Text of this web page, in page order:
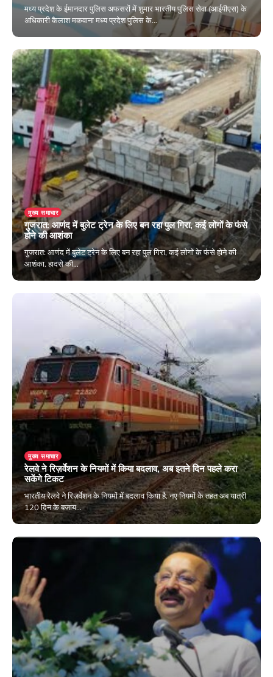
मध्य प्रदेश के ईमानदार पुलिस अफसरों में शुमार भारतीय पुलिस सेवा (आईपीएस) के
अधिकारी कैलाश मकवाना मध्य प्रदेश पुलिस के…
November 24, 2024
मुख्य समाचार
गुजरात: आणंद में बुलेट ट्रेन के लिए बन रहा पुल गिरा, कई लोगों के फंसे
होने की आशंका
गुजरात: आणंद में बुलेट ट्रेन के लिए बन रहा पुल गिरा, कई लोगों के फंसे होने की
आशंका. हादसे की…
November 5, 2024
मुख्य समाचार
रेलवे ने रिज़र्वेशन के नियमों में किया बदलाव, अब इतने दिन पहले करा
सकेंगे टिकट
भारतीय रेलवे ने रिज़र्वेशन के नियमों में बदलाव किया है. नए नियमों के तहत अब यात्री
120 दिन के बजाय…
October 17, 2024